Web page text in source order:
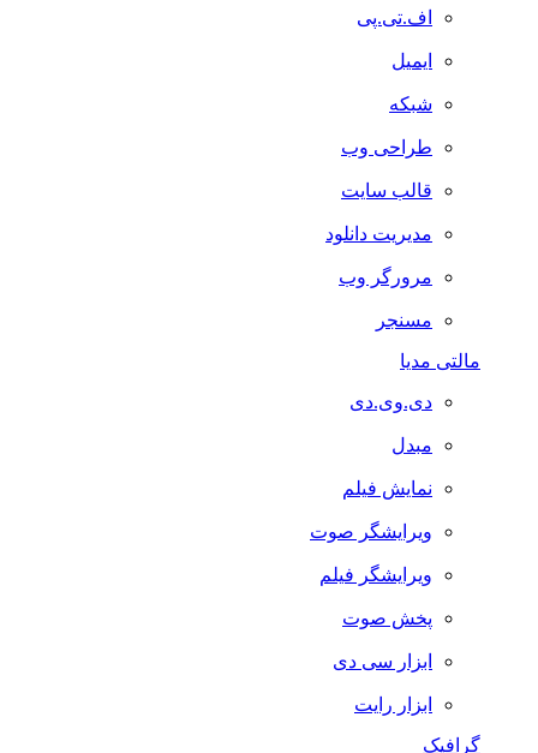
اف.تی.پی
ایمیل
شبکه
طراحی وب
قالب سایت
مدیریت دانلود
مرورگر وب
مسنجر
مالتی مدیا
دی.وی.دی
مبدل
نمایش فیلم
ویرایشگر صوت
ویرایشگر فیلم
پخش صوت
ابزار سی دی
ابزار رایت
گرافیک